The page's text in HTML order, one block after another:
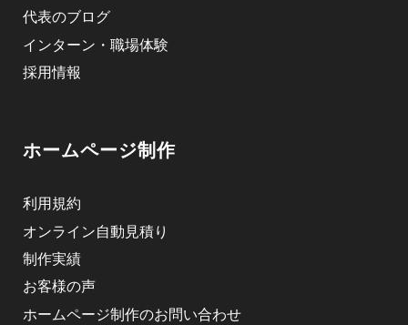
代表のブログ
インターン・職場体験
採用情報
ホームページ制作
利用規約
オンライン自動見積り
制作実績
お客様の声
ホームページ制作のお問い合わせ